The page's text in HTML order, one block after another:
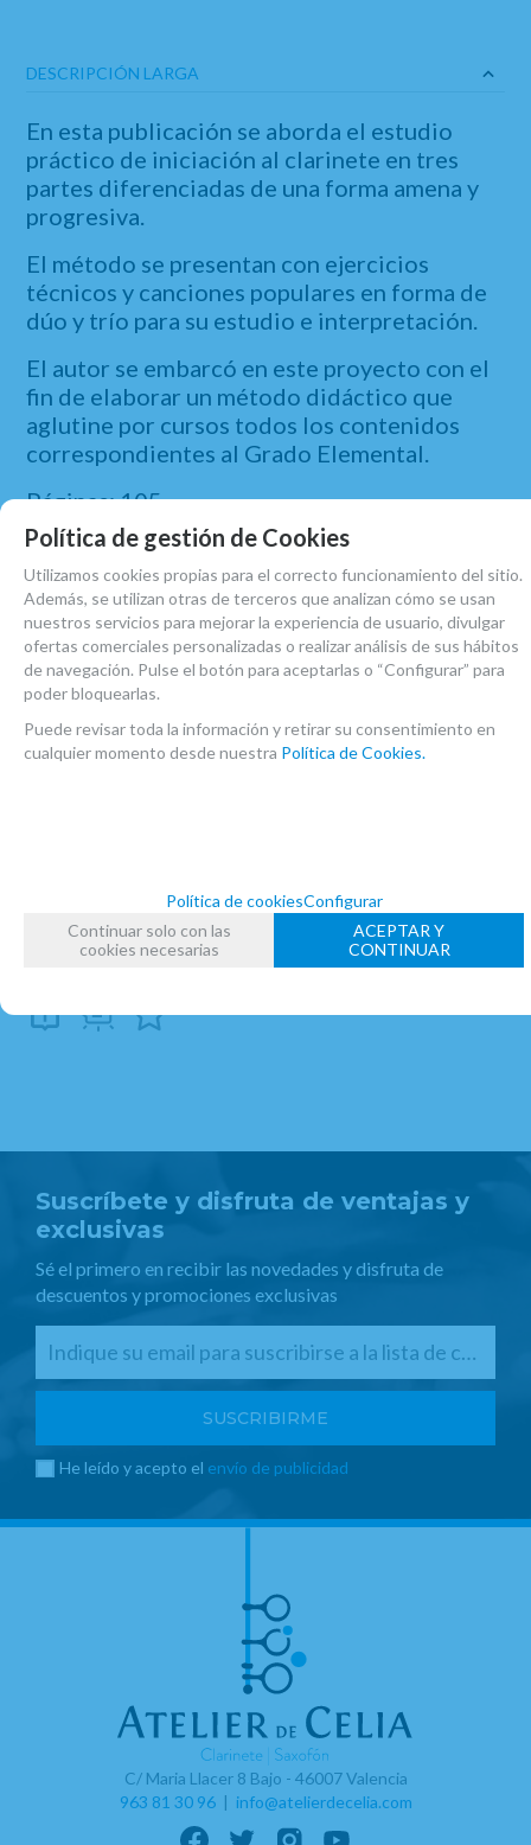
DESCRIPCIÓN LARGA
En esta publicación se aborda el estudio
práctico de iniciación al clarinete en tres
partes diferenciadas de una forma amena y
progresiva.
El método se presentan con ejercicios
técnicos y canciones populares en forma de
dúo y trío para su estudio e interpretación.
El autor se embarcó en este proyecto con el
fin de elaborar un método didáctico que
aglutine por cursos todos los contenidos
correspondientes al Grado Elemental.
Páginas: 105
Tamaño: 29,5*21 cm.
ISBN: 978-84-15972-45-7
Encuadernación: Grapas
Editorial: Impromptu Editores.
IMPROMPTU EDITORES
FECHA DE LANZAMIENTO
Viernes, 14 Octubre 2016
Suscríbete y disfruta de ventajas y
exclusivas
Sé el primero en recibir las novedades y disfruta de
descuentos y promociones exclusivas
He leído y acepto el envío de publicidad
C/ Maria Llacer 8 Bajo - 46007 Valencia
963 81 30 96| info@atelierdecelia.com
Política de gestión de Cookies
Utilizamos cookies propias para el correcto funcionamiento del sitio.
Además, se utilizan otras de terceros que analizan cómo se usan
nuestros servicios para mejorar la experiencia de usuario, divulgar
ofertas comerciales personalizadas o realizar análisis de sus hábitos
de navegación. Pulse el botón para aceptarlas o “Configurar” para
poder bloquearlas.
Puede revisar toda la información y retirar su consentimiento en
cualquier momento desde nuestra Política de Cookies.
Política de cookiesConfigurar
Continuar solo con las
cookies necesarias
ACEPTAR Y
CONTINUAR